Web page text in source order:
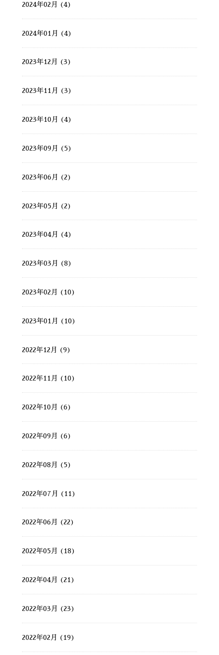
2024年02月 (4)
2024年01月 (4)
2023年12月 (3)
2023年11月 (3)
2023年10月 (4)
2023年09月 (5)
2023年06月 (2)
2023年05月 (2)
2023年04月 (4)
2023年03月 (8)
2023年02月 (10)
2023年01月 (10)
2022年12月 (9)
2022年11月 (10)
2022年10月 (6)
2022年09月 (6)
2022年08月 (5)
2022年07月 (11)
2022年06月 (22)
2022年05月 (18)
2022年04月 (21)
2022年03月 (23)
2022年02月 (19)